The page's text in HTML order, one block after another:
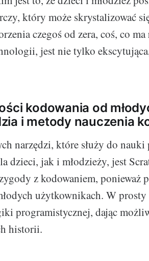
który może skrystalizować
czegoś od zera, coś, co
jest nie tylko
kodowania od
i metody nauczenia
narzędzi, które służy do nauki
dzieci, jak i młodzieży, jest
z kodowaniem, ponieważ
użytkownikach. W
programistycznej, dając
historii.